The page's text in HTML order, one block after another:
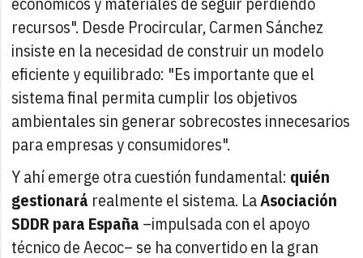
recursos". Desde Procircular, Carmen Sánchez
insiste en la necesidad de construir un modelo
eficiente y equilibrado: "Es importante que el
sistema final permita cumplir los objetivos
ambientales sin generar sobrecostes innecesarios
para empresas y consumidores".
Y ahí emerge otra cuestión fundamental: quién
gestionará realmente el sistema. LaAsociación
SDDR para España –impulsada con el apoyo
técnico de Aecoc– se ha convertido en la gran